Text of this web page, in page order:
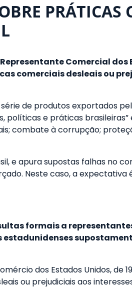
PRÁTICAS
Comercial dos
comerciais desleais ou
de produtos exportados
políticas e práticas
combate à corrupção;
e apura supostas falhas no
Neste caso, a expectativa
formais a
estadunidenses
dos Estados Unidos, de
ou prejudiciais aos